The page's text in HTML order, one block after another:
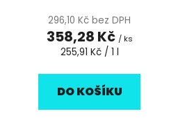
296,10 Kč bez DPH
358,28 Kč / ks
Měrná
255,91 Kč / 1 l
DO KOŠÍKU